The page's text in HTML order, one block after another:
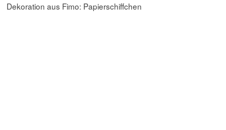
Dekoration aus Fimo: Papierschiffchen